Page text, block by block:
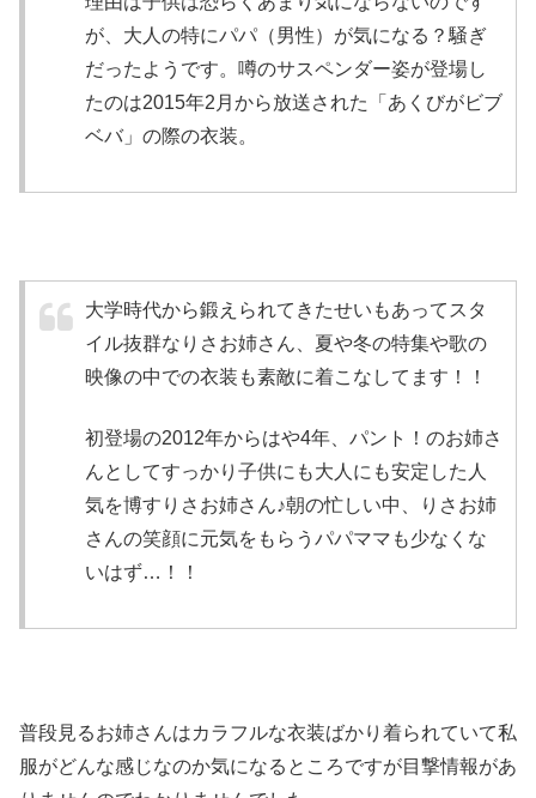
が、大人の特にパパ（男性）が気になる？騒ぎ
だったようです。噂のサスペンダー姿が登場し
たのは2015年2月から放送された「あくびがビブ
ベバ」の際の衣装。
大学時代から鍛えられてきたせいもあって スタ
イル抜群なりさお姉さん 、夏や冬の特集や歌の
映像の中での衣装も素敵に着こなしてます！！
初登場の2012年からはや4年、パント！のお姉さ
んとしてすっかり子供にも大人にも安定した人
気を博すりさお姉さん♪朝の忙しい中、りさお姉
さんの笑顔に元気をもらうパパママも少なくな
いはず…！！
普段見るお姉さんはカラフルな衣装ばかり着られていて私
服がどんな感じなのか気になるところですが目撃情報があ